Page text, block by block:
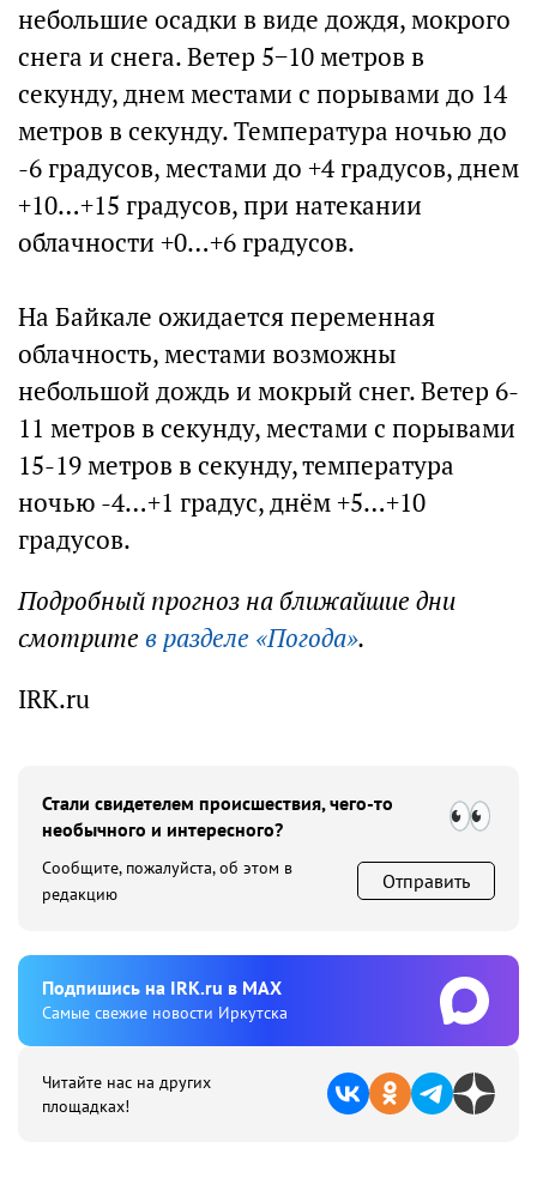
небольшие осадки в виде дождя, мокрого
снега и снега. Ветер 5−10 метров в
секунду, днем местами с порывами до 14
метров в секунду. Температура ночью до
-6 градусов, местами до +4 градусов, днем
+10…+15 градусов, при натекании
облачности +0…+6 градусов.
На Байкале ожидается переменная
облачность, местами возможны
небольшой дождь и мокрый снег. Ветер 6-
11 метров в секунду, местами с порывами
15-19 метров в секунду, температура
ночью -4…+1 градус, днём +5…+10
градусов.
Подробный прогноз на ближайшие дни
смотрите в разделе «Погода».
IRK.ru
Стали свидетелем происшествия, чего-то
необычного и интересного?
Сообщите, пожалуйста, об этом в
редакцию
Отправить
Подпишиcь на IRK.ru в MAX
Cамые свежие новости Иркутска
Читайте нас на других
площадках!